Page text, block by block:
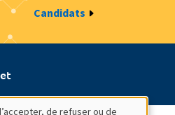
Candidats
de refuser ou de